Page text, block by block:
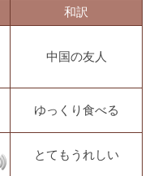
和訳
中国の友人
ゆっくり食べる
とてもうれしい